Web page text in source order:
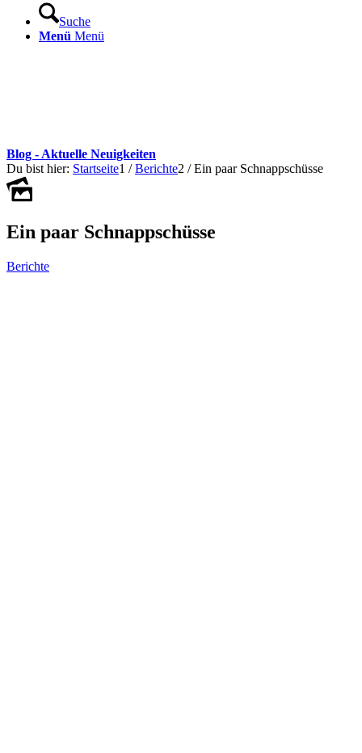
Suche
Menü Menü
Blog - Aktuelle Neuigkeiten
Du bist hier: Startseite1 / Berichte2 / Ein paar Schnappschüsse
Ein paar Schnappschüsse
Berichte